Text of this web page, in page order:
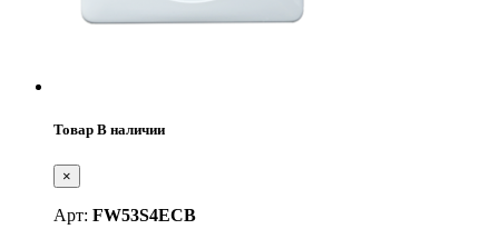
Товар В наличии
×
Арт: FW53S4ECB